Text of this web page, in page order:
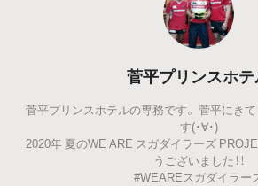
菅平プリンスホ
菅平プリンスホテルの専務です。 菅平にき
す(･∀･)
2020年 夏のWE ARE スガダイラーズ
うございました！！
#WEAREスガダイラー